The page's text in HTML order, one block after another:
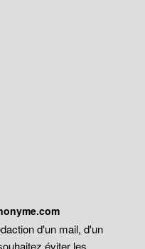
d'un mail, d'un
éviter les